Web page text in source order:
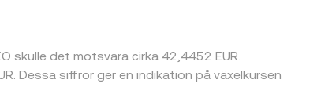
skulle det motsvara cirka 42,4452 EUR.
Dessa siffror ger en indikation på växelkursen